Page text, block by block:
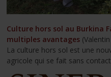
Culture hors sol au Burkina
multiples avantages
La culture hors sol est une
agricole qui se fait sans